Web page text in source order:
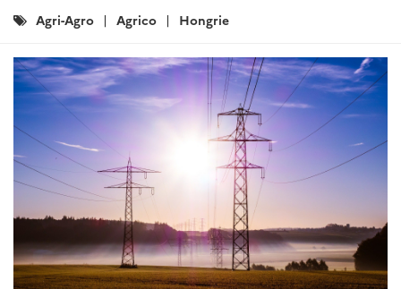
Catégories
Agri-Agro Agrico Hongrie